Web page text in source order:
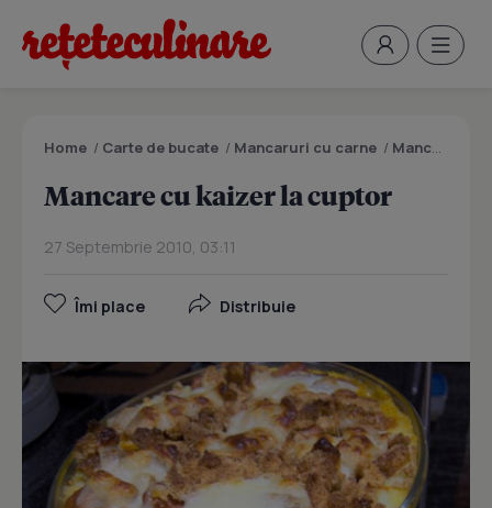
Home / Carte de bucate / Mancaruri cu carne / Mancare cu kaizer la cuptor
Mancare cu kaizer la cuptor
27 Septembrie 2010, 03:11
Îmi place Distribuie